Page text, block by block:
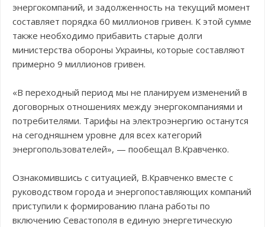
энергокомпаний, и задолженность на текущий момент
составляет порядка 60 миллионов гривен. К этой сумме
также необходимо прибавить старые долги
министерства обороны Украины, которые составляют
примерно 9 миллионов гривен.
«В переходный период мы не планируем изменений в
договорных отношениях между энергокомпаниями и
потребителями. Тарифы на электроэнергию останутся
на сегодняшнем уровне для всех категорий
энергопользователей», — пообещал В.Кравченко.
Ознакомившись с ситуацией, В.Кравченко вместе с
руководством города и энергопоставляющих компаний
приступили к формированию плана работы по
включению Севастополя в единую энергетическую